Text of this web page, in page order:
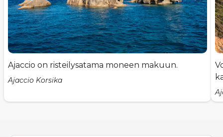
Ajaccio on risteilysatama moneen makuun.
Ajaccio Korsika